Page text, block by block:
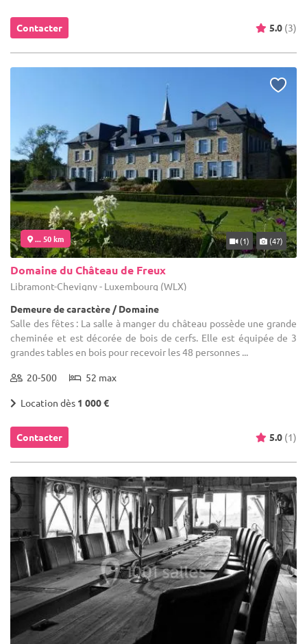
Contacter 5.0 (3)
... 50 km (1) (47)
Domaine du Château de Freux
Libramont-Chevigny - Luxembourg (WLX)
Demeure de caractère / Domaine
Salle des fêtes : La salle à manger du château possède une grande
cheminée et est décorée de bois de cerfs. Elle est équipée de 3
grandes tables en bois pour recevoir les 48 personnes ...
20-500 52 max
Location dès 1 000 €
Contacter 5.0 (1)